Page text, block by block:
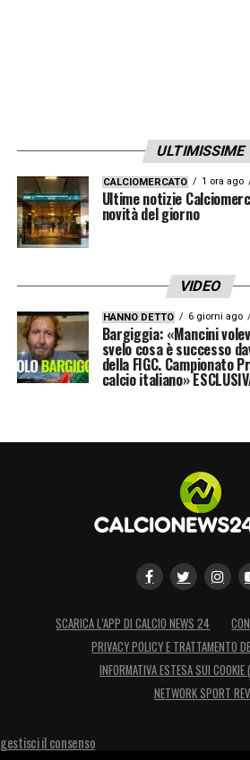
ULTIMISSIME
CALCIOMERCATO 1 ora ago
Ultime notizie
novità del giorno
VIDEO
HANNO DETTO 6 giorni ago
Bargiggia: «Mancini
svelo cosa è successo
della FIGC. Campionato
calcio italiano»
SCARICA L’APP DI CALCIO NEWS 24
PRIVACY POLICY E TRATTAMENTO
INFORMATIVA ESTESA SUI COOKIE
NETWORK SPORT
gestisci il consenso